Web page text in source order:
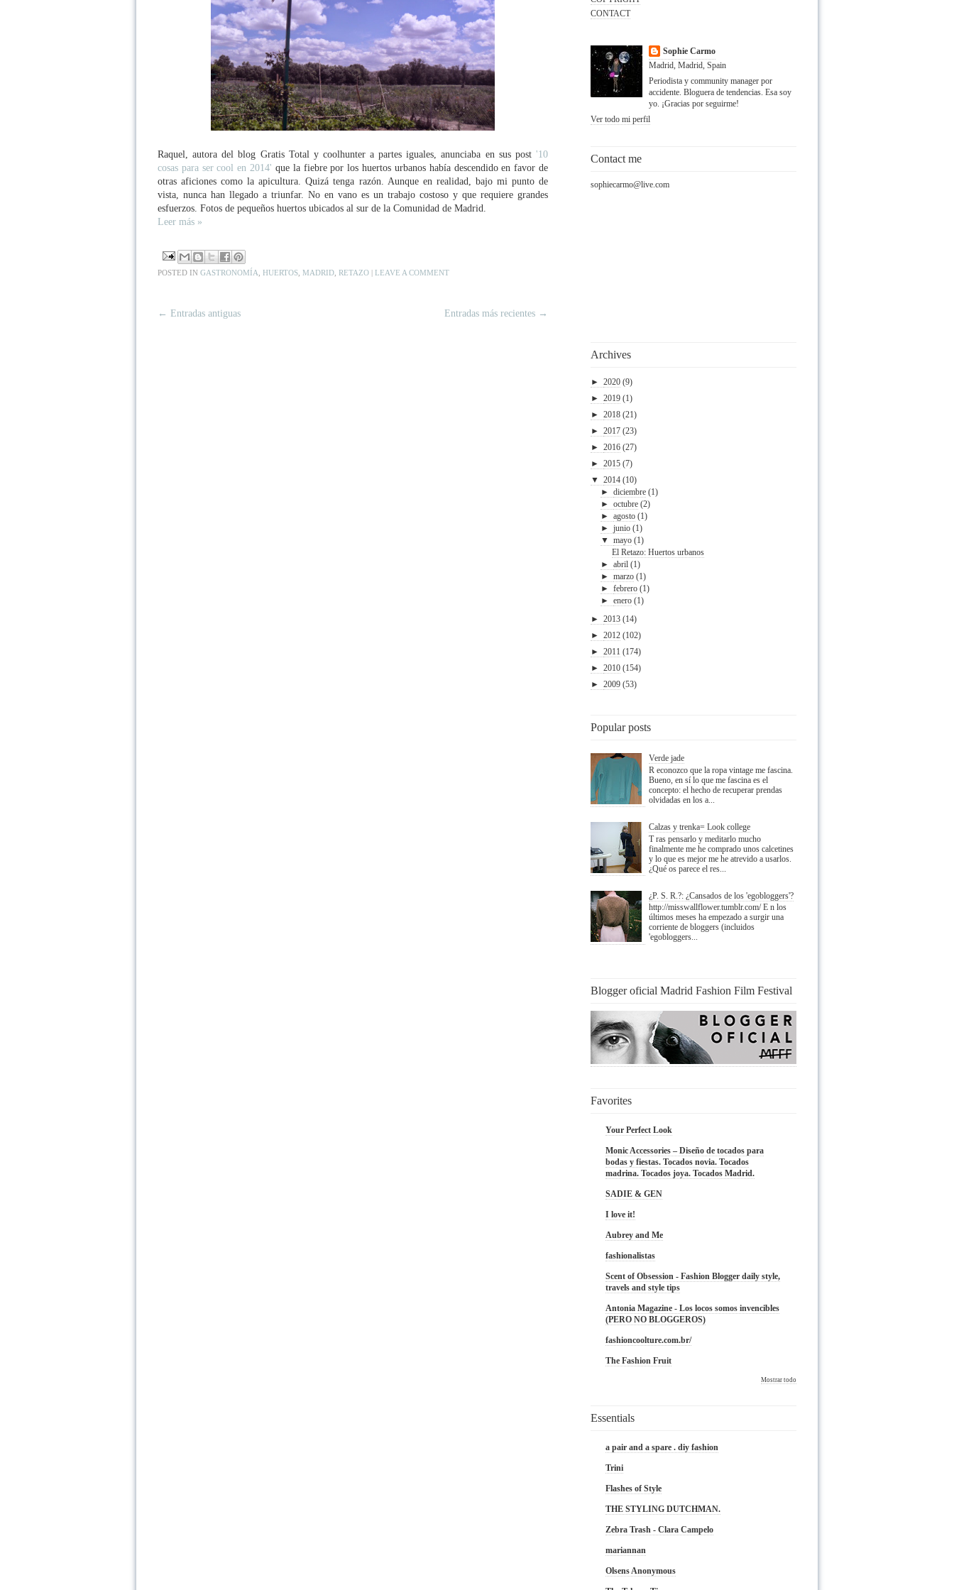
Raquel, autora del blog Gratis Total y coolhunter a partes iguales, anunciaba en sus post '10
cosas para ser cool en 2014' que la fiebre por los huertos urbanos había descendido en favor de
otras aficiones como la apicultura. Quizá tenga razón. Aunque en realidad, bajo mi punto de
vista, nunca han llegado a triunfar. No en vano es un trabajo costoso y que requiere grandes
esfuerzos. Fotos de pequeños huertos ubicados al sur de la Comunidad de Madrid.
Leer más »
POSTED IN GASTRONOMÍA HUERTOS MADRID RETAZO | LEAVE A COMMENT
Entradas más recientes →
← Entradas antiguas
CONTACT
Sophie Carmo
Madrid, Madrid, Spain
Periodista y community manager por
accidente. Bloguera de tendencias. Esa soy
yo. ¡Gracias por seguirme!
Ver todo mi perfil
Contact me
sophiecarmo@live.com
Archives
► 2020 (9)
► 2019 (1)
► 2018 (21)
► 2017 (23)
► 2016 (27)
► 2015 (7)
▼ 2014 (10)
►diciembre (1)
►octubre (2)
►agosto (1)
►junio (1)
▼mayo (1)
El Retazo: Huertos urbanos
►abril (1)
►marzo (1)
►febrero (1)
►enero (1)
► 2013 (14)
► 2012 (102)
► 2011 (174)
► 2010 (154)
► 2009 (53)
Popular posts
Verde jade
R econozco que la ropa vintage me fascina.
Bueno, en sí lo que me fascina es el
concepto: el hecho de recuperar prendas
olvidadas en los a...
Calzas y trenka= Look college
T ras pensarlo y meditarlo mucho
finalmente me he comprado unos calcetines
y lo que es mejor me he atrevido a usarlos.
¿Qué os parece el res...
¿P. S. R.?: ¿Cansados de los 'egobloggers'?
http://misswallflower.tumblr.com/ E n los
últimos meses ha empezado a surgir una
corriente de bloggers (incluidos
'egobloggers...
Blogger oficial Madrid Fashion Film Festival
Favorites
Your Perfect Look
Monic Accessories – Diseño de tocados para
bodas y fiestas. Tocados novia. Tocados
madrina. Tocados joya. Tocados Madrid.
SADIE & GEN
I love it!
Aubrey and Me
fashionalistas
Scent of Obsession - Fashion Blogger daily style,
travels and style tips
Antonia Magazine - Los locos somos invencibles
(PERO NO BLOGGEROS)
fashioncoolture.com.br/
The Fashion Fruit
Mostrar todo
Essentials
a pair and a spare . diy fashion
Trini
Flashes of Style
THE STYLING DUTCHMAN.
Zebra Trash - Clara Campelo
mariannan
Olsens Anonymous